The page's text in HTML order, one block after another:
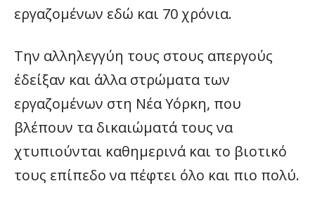
εργαζομένων εδώ και 70 χρόνια.
Την αλληλεγγύη τους στους απεργούς
έδείξαν και άλλα στρώματα των
εργαζομένων στη Νέα Υόρκη, που
βλέπουν τα δικαιώματά τους να
χτυπιούνται καθημερινά και το βιοτικό
τους επίπεδο να πέφτει όλο και πιο πολύ.